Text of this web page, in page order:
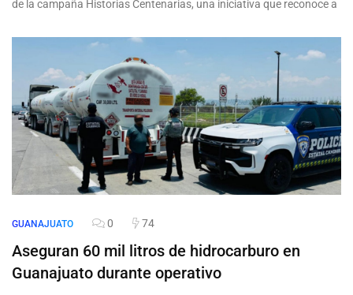
de la campaña Historias Centenarias, una iniciativa que reconoce a
GUANAJUATO 0 74
Aseguran 60 mil litros de hidrocarburo en
Guanajuato durante operativo